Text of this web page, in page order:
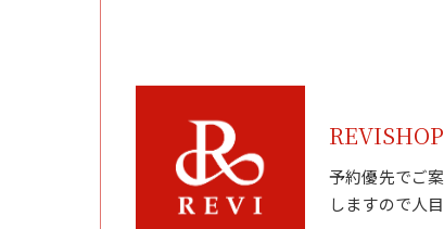
予約優先でご
しますので人